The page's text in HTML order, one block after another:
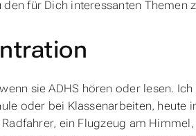
für Dich interessanten Themen
sie ADHS hören oder lesen.
oder bei Klassenarbeiten, heute
ein Flugzeug am